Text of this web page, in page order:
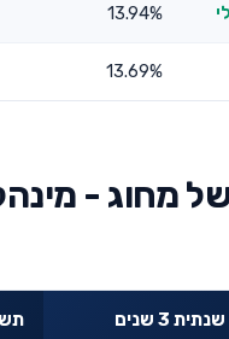
13.94%
13.69%
מחוג -
3 שנים